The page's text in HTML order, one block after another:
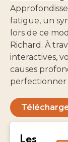
fatigue, un
lors de ce
Richard. À
interactives,
causes
Les